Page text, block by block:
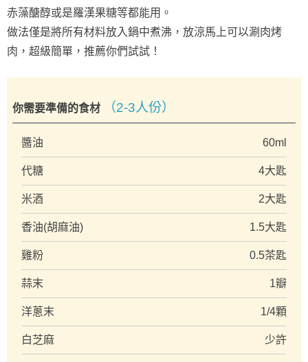
赤藻醣醇或是羅漢果糖等都能用。
做法僅是將所有材料放入鍋中煮沸，放涼馬上可以涮肉烤
肉，超級簡單，推薦你們試試！
你需要準備的食材 （2-3人份）
醬油 60ml
代糖 4大匙
米酒 2大匙
香油(胡麻油) 1.5大匙
雞粉 0.5茶匙
蒜末 1瓣
洋蔥末 1/4顆
白芝麻 少許